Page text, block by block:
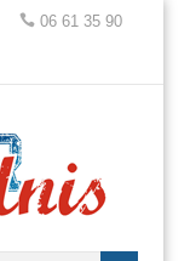
06 61 35 90